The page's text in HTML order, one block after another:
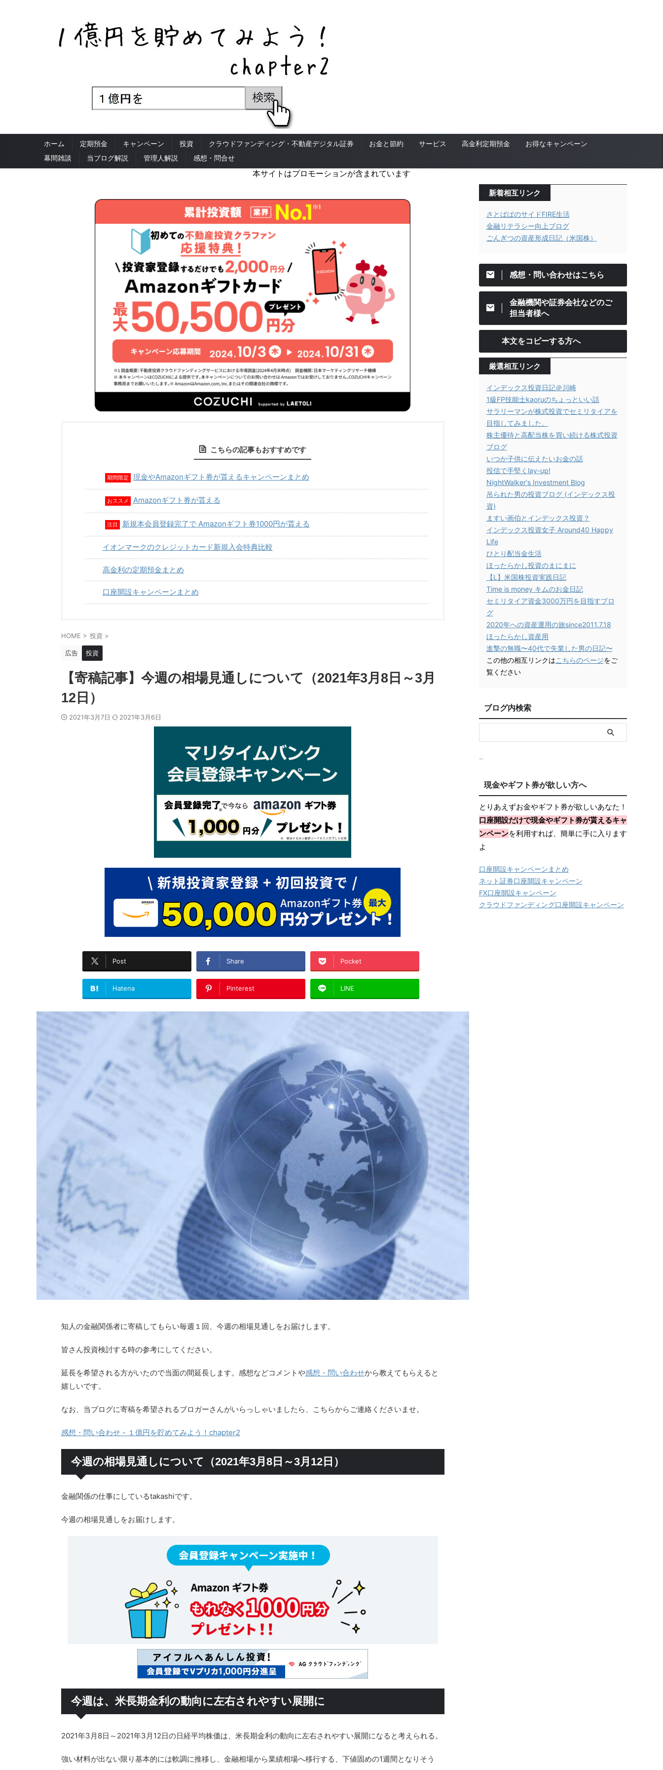
ホーム 定期預金 キャンペーン 投資 クラウドファンディング・不動産デジタル証券 お金と節約 サービス 高金利定期預金
お得なキャンペーン
幕間雑談
当ブログ解説 管理人解説 感想・問合せ
本サイトはプロモーションが含まれています
こちらの記事もおすすめです
期間限定 現金やAmazonギフト券が貰えるキャンペーンまとめ
おススメ Amazonギフト券が貰える
注目 新規本会員登録完了で Amazonギフト券1000円が貰える
イオンマークのクレジットカード新規入会特典比較
高金利の定期預金まとめ
口座開設キャンペーンまとめ
HOME > 投資 >
広告 投資
【寄稿記事】今週の相場見通しについて（2021年3月8日～3月
12日）
2021年3月7日 2021年3月6日
Post Share Pocket
Hatena Pinterest LINE
知人の金融関係者に寄稿してもらい毎週１回、今週の相場見通しをお届けします。
皆さん投資検討する時の参考にしてください。
延長を希望される方がいたので当面の間延長します。感想などコメントや感想・問い合わせから教えてもらえると
嬉しいです。
なお、当ブログに寄稿を希望されるブロガーさんがいらっしゃいましたら、こちらからご連絡くださいませ。
感想・問い合わせ - １億円を貯めてみよう！chapter2
今週の相場見通しについて（2021年3月8日～3月12日）
金融関係の仕事にしているtakashiです。
今週の相場見通しをお届けします。
今週は、米長期金利の動向に左右されやすい展開に
2021年3月8日～2021年3月12日の日経平均株価は、米長期金利の動向に左右されやすい展開になると考えられる。
強い材料が出ない限り基本的には軟調に推移し、金融相場から業績相場へ移行する、下値固めの1週間となりそう
新着相互リンク
さとぱぱのサイドFIRE生活
金融リテラシー向上ブログ
ごんぎつの資産形成日記（米国株）
感想・問い合わせはこちら
金融機関や証券会社などのご
担当者様へ
本文をコピーする方へ
厳選相互リンク
インデックス投資日記＠川崎
1級FP技能士kaoruのちょっといい話
サラリーマンが株式投資でセミリタイアを
目指してみました。
株主優待と高配当株を買い続ける株式投資
ブログ
いつか子供に伝えたいお金の話
投信で手堅くlay-up!
NightWalker's Investment Blog
吊られた男の投資ブログ (インデックス投
資)
ますい画伯とインデックス投資？
インデックス投資女子 Around40 Happy
Life
ひとり配当金生活
ほったらかし投資のまにまに
【L】米国株投資実践日記
Time is money キムのお金日記
セミリタイア資金3000万円を目指すブロ
グ
2020年への資産運用の旅since2011.7.18
ほったらかし資産用
進撃の無職〜40代で失業した男の日記〜
この他の相互リンクはこちらのページをご
覧ください
ブログ内検索
現金やギフト券が欲しい方へ
とりあえずお金やギフト券が欲しいあなた！
口座開設だけで現金やギフト券が貰えるキャ
ンペーンを利用すれば、簡単に手に入ります
よ
口座開設キャンペーンまとめ
ネット証券口座開設キャンペーン
FX口座開設キャンペーン
クラウドファンディング口座開設キャンペーン